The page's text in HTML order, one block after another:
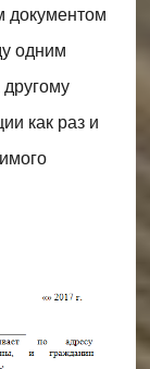
одним
как раз и